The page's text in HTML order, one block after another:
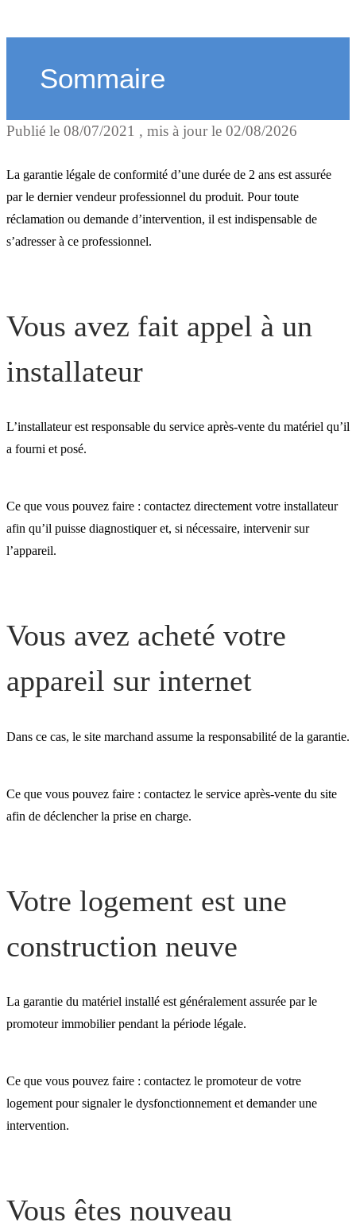
Sommaire
Vous avez fait appel à un
installateur
Vous avez acheté votre
Votre logement est une
construction neuve
propriétaire d’un logement
Vous êtes locataire
responsable ?
Publié le 08/07/2021 , mis à jour le 02/08/2026
La garantie légale de conformité d’une durée de 2 ans est assurée
par le dernier vendeur professionnel du produit. Pour toute
réclamation ou demande d’intervention, il est indispensable de
s’adresser à ce professionnel.
Vous avez fait appel à un
installateur
L’installateur est responsable du service après-vente du matériel qu’il
a fourni et posé.
Ce que vous pouvez faire : contactez directement votre installateur
afin qu’il puisse diagnostiquer et, si nécessaire, intervenir sur
l’appareil.
Vous avez acheté votre
appareil sur internet
Dans ce cas, le site marchand assume la responsabilité de la garantie.
Ce que vous pouvez faire : contactez le service après-vente du site
afin de déclencher la prise en charge.
Votre logement est une
construction neuve
La garantie du matériel installé est généralement assurée par le
promoteur immobilier pendant la période légale.
Ce que vous pouvez faire : contactez le promoteur de votre
logement pour signaler le dysfonctionnement et demander une
intervention.
Vous êtes nouveau